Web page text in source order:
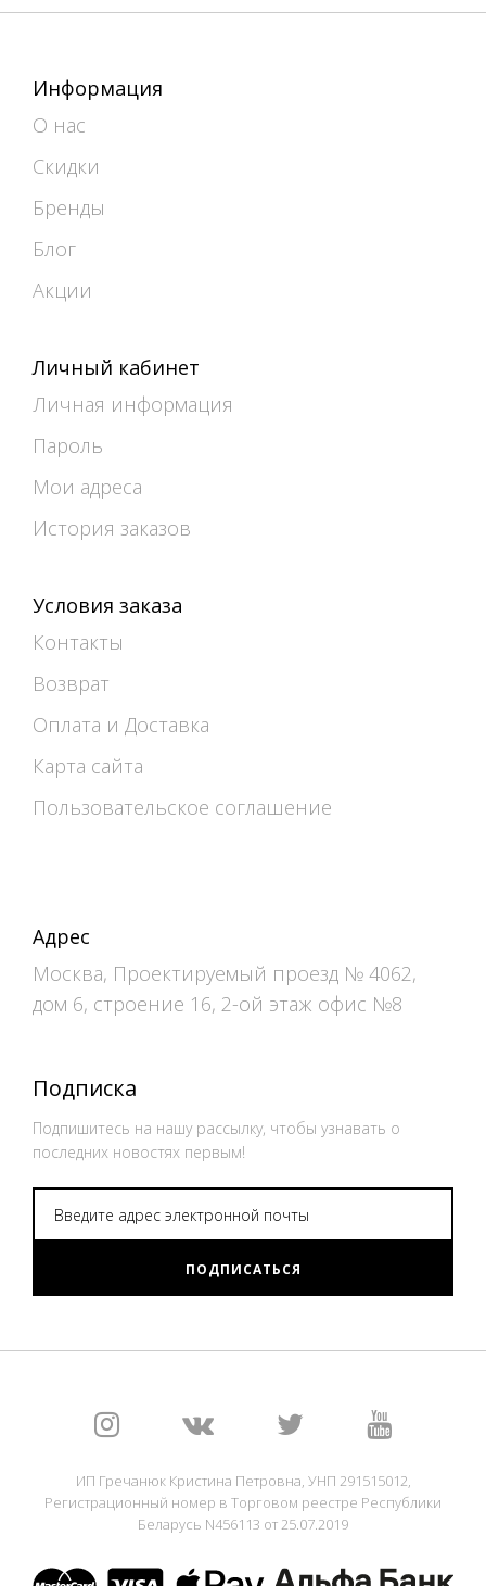
Информация
О нас
Скидки
Бренды
Блог
Акции
Личный кабинет
Личная информация
Пароль
Мои адреса
История заказов
Условия заказа
Контакты
Возврат
Оплата и Доставка
Карта сайта
Пользовательское соглашение
Адрес
Москва, Проектируемый проезд № 4062,
дом 6, строение 16, 2-ой этаж офис №8
Подписка
Подпишитесь на нашу рассылку, чтобы узнавать о
последних новостях первым!
ПОДПИСАТЬСЯ
ИП Гречанюк Кристина Петровна, УНП 291515012,
Регистрационный номер в Торговом реестре Республики
Беларусь N456113 от 25.07.2019